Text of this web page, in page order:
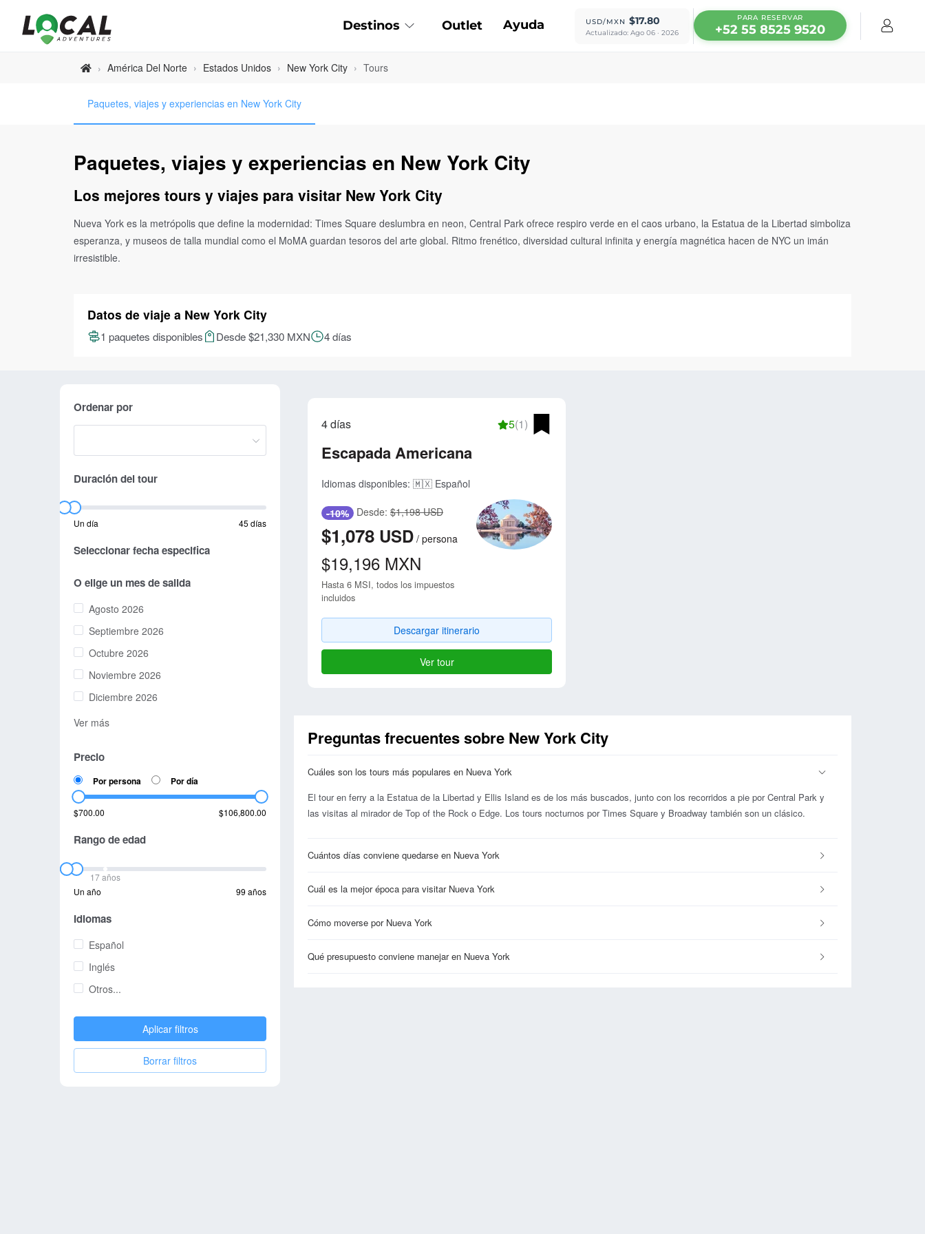
Destinos Outlet Ayuda USD/MXN $17.80
Actualizado: Ago 06 · 2026
PARA RESERVAR
+52 55 8525 9520
› América Del Norte › Estados Unidos › New York City › Tours
Paquetes, viajes y experiencias en New York City
Paquetes, viajes y experiencias en New York City
Los mejores tours y viajes para visitar New York City
Nueva York es la metrópolis que define la modernidad: Times Square deslumbra en neon, Central Park ofrece respiro verde en el caos urbano, la Estatua de la Libertad simboliza
esperanza, y museos de talla mundial como el MoMA guardan tesoros del arte global. Ritmo frenético, diversidad cultural infinita y energía magnética hacen de NYC un imán
irresistible.
Datos de viaje a New York City
1 paquetes disponibles Desde $21,330 MXN 4 días
Ordenar por
Duración del tour
Un día 45 días
Seleccionar fecha especifica
O elige un mes de salida
Agosto 2026
Septiembre 2026
Octubre 2026
Noviembre 2026
Diciembre 2026
Ver más
Precio
Por persona Por día
$700.00 $106,800.00
Rango de edad
17 años
Un año
99 años
Idiomas
Español
Inglés
Otros...
Aplicar filtros
Borrar filtros
4 días 5(1)
Escapada Americana
Idiomas disponibles: 🇲🇽 Español
-10% Desde: $1,198 USD
$1,078 USD / persona
$19,196 MXN
Hasta 6 MSI, todos los impuestos
incluidos
Descargar itinerario
Ver tour
Preguntas frecuentes sobre New York City
Cuáles son los tours más populares en Nueva York
El tour en ferry a la Estatua de la Libertad y Ellis Island es de los más buscados, junto con los recorridos a pie por Central Park y
las visitas al mirador de Top of the Rock o Edge. Los tours nocturnos por Times Square y Broadway también son un clásico.
Cuántos días conviene quedarse en Nueva York
Cuál es la mejor época para visitar Nueva York
Cómo moverse por Nueva York
Qué presupuesto conviene manejar en Nueva York